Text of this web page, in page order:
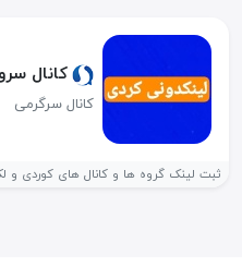
کانال
کانال سرگرمی
ثبت لینک گروه ها و کانال های کوردی و